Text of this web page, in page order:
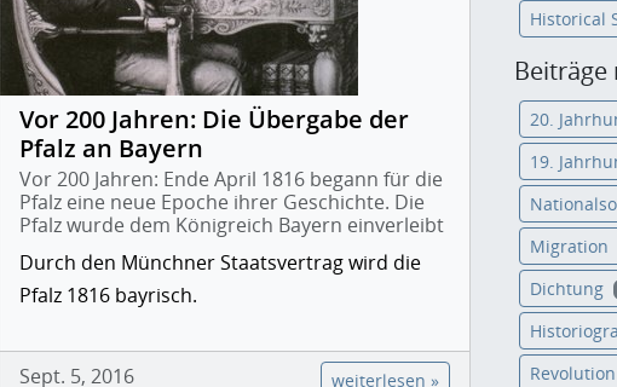
Vor 200 Jahren: Die Übergabe der
Pfalz an Bayern
Vor 200 Jahren: Ende April 1816 begann für die
Pfalz eine neue Epoche ihrer Geschichte. Die
Pfalz wurde dem Königreich Bayern einverleibt
Durch den Münchner Staatsvertrag wird die
Pfalz 1816 bayrisch.
Sept. 5, 2016 weiterlesen »
Historical
Beiträge
20.
19.
Migration
Dichtung
Revolution